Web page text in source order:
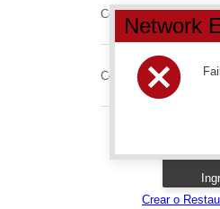
Correo
Contraseña
Crear o
Network